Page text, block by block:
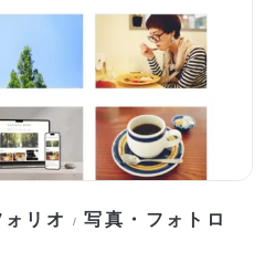
リオ /写真・フォトロ